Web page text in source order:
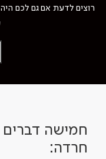
רוצים לדעת אם גם לכם
חמישה דברים
חרדה: